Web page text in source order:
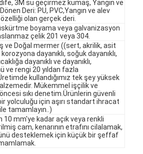
3M su geçirmez kumaş, Yangın ve
Deri: PU, PVC,Yangın ve alev
olan gerçek deri.
boyama veya galvanizasyon
çelik 201 veya 304.
ve Doğal mermer ((sert, akrilik, asit
korozyona dayanıklı, soğuk dayanıklı,
dayanıklı ve dayanıklı,
ve rengi 20 yıldan fazla
kullandığımız tek şey yüksek
Mükemmel işçilik ve
sıkı denetim.Ürünlerin güvenli
yolculuğu için aşırı standart ihracat
tamamlayın..)
10 mm'ye kadar açık veya renkli
cam, kenarının etrafını cilalamak,
desteklemek için küçük bir şeffaf